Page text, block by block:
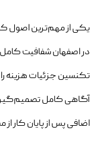
یکی از مهم‌ترین اصول
در اصفهان شفافیت کامل
تکنسین جزئیات هزینه
آگاهی کامل
اضافی پس از پایان کار